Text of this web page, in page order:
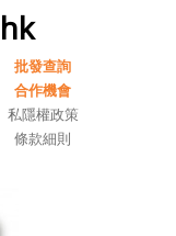
批發查詢
合作機會
私隱權政策
條款細則